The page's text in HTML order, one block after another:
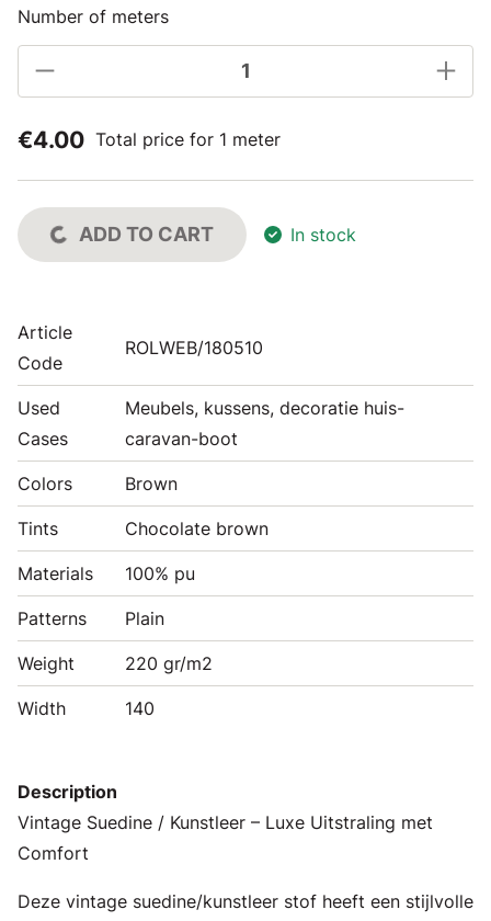
Number of meters
€4.00 Total price for 1 meter
ADD TO CART In stock
Article
Code
ROLWEB/180510
Used
Cases
Meubels, kussens, decoratie huis-
caravan-boot
Colors Brown
Tints Chocolate brown
Materials 100% pu
Patterns Plain
Weight 220 gr/m2
Width 140
Description
Vintage Suedine / Kunstleer – Luxe Uitstraling met
Comfort
Deze vintage suedine/kunstleer stof heeft een stijlvolle